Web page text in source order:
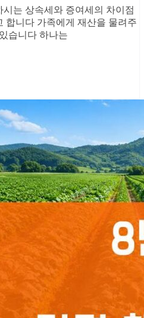
는 상속세와 증여세의 차이점
합니다 가족에게 재산을 물려주
습니다 하나는